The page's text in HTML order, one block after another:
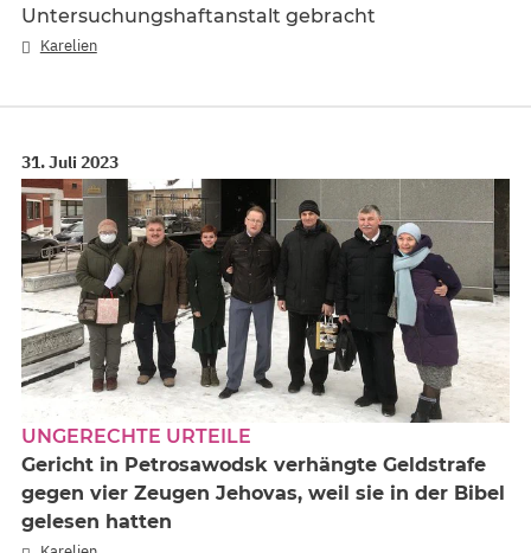
Untersuchungshaftanstalt gebracht
Karelien
31. Juli 2023
UNGERECHTE URTEILE
Gericht in Petrosawodsk verhängte Geldstrafe
gegen vier Zeugen Jehovas, weil sie in der Bibel
gelesen hatten